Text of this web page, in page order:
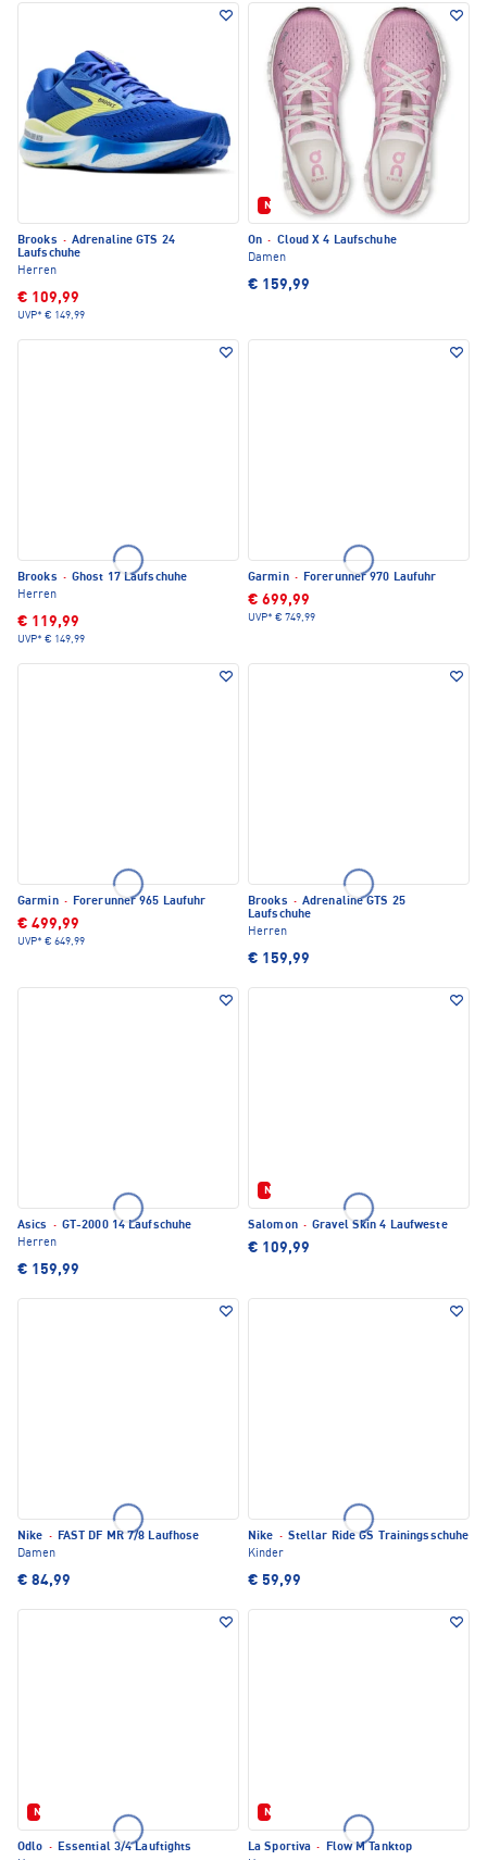
Brooks · Adrenaline GTS 24
Laufschuhe
Herren
€ 109,99
UVP* € 149,99
Neu
On · Cloud X 4 Laufschuhe
Damen
€ 159,99
Brooks · Ghost 17 Laufschuhe
Herren
€ 119,99
UVP* € 149,99
Garmin · Forerunner 970 Laufuhr
€ 699,99
UVP* € 749,99
Garmin · Forerunner 965 Laufuhr
€ 499,99
UVP* € 649,99
Brooks · Adrenaline GTS 25
Laufschuhe
Herren
€ 159,99
Asics · GT-2000 14 Laufschuhe
Herren
€ 159,99
Neu
Salomon · Gravel Skin 4 Laufweste
€ 109,99
Nike · FAST DF MR 7/8 Laufhose
Damen
€ 84,99
Nike · Stellar Ride GS Trainingsschuhe
Kinder
€ 59,99
Neu
Odlo · Essential 3/4 Lauftights
Neu
La Sportiva ·
Flow M Tanktop